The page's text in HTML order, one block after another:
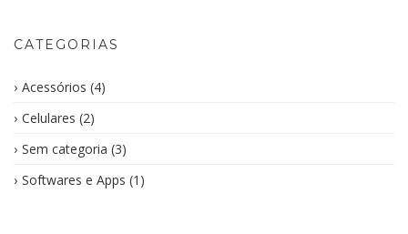
CATEGORIAS
Acessórios (4)
Celulares (2)
Sem categoria (3)
Softwares e Apps (1)